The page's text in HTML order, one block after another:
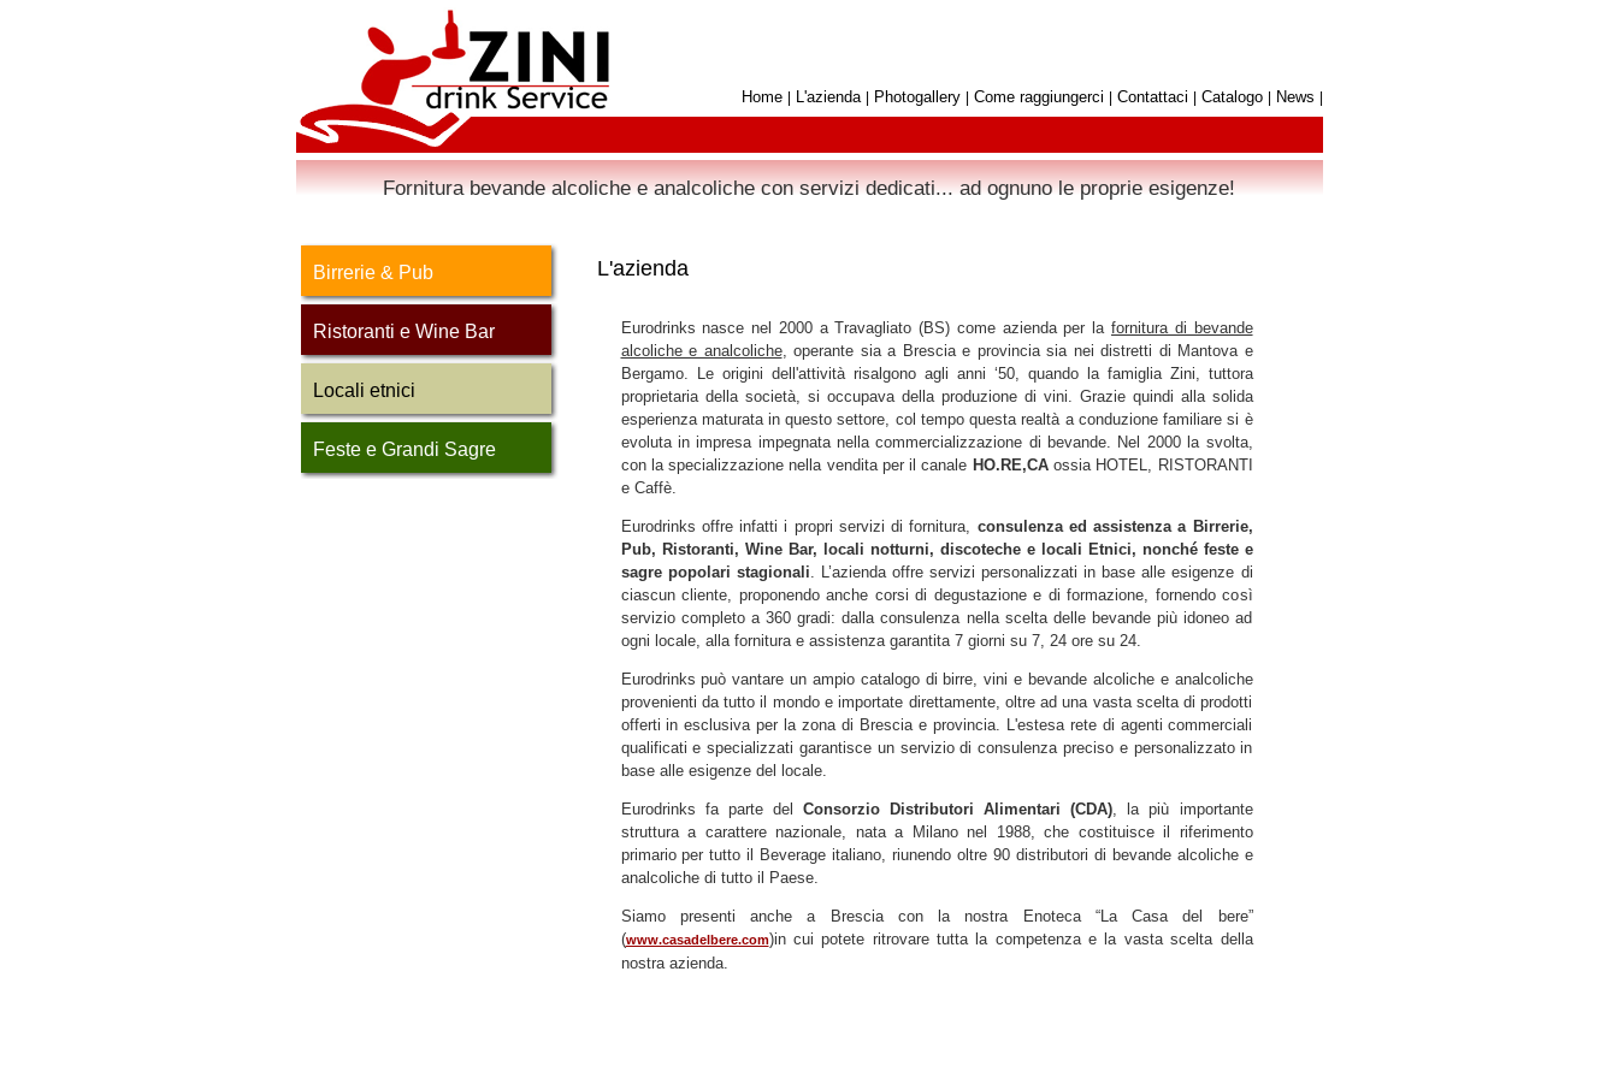
Home L'azienda Photogallery Come raggiungerci Contattaci Catalogo News
Fornitura bevande alcoliche e analcoliche con servizi dedicati... ad ognuno le proprie esigenze!
Birrerie & Pub
Ristoranti e Wine Bar
Locali etnici
Feste e Grandi Sagre
L'azienda
Eurodrinks nasce nel 2000 a Travagliato (BS) come azienda per la fornitura di bevande
alcoliche e analcoliche, operante sia a Brescia e provincia sia nei distretti di Mantova e
Bergamo. Le origini dell'attività risalgono agli anni ‘50, quando la famiglia Zini, tuttora
proprietaria della società, si occupava della produzione di vini. Grazie quindi alla solida
esperienza maturata in questo settore, col tempo questa realtà a conduzione familiare si è
evoluta in impresa impegnata nella commercializzazione di bevande. Nel 2000 la svolta,
con la specializzazione nella vendita per il canale HO.RE,CAossia HOTEL, RISTORANTI
e Caffè.
Eurodrinks offre infatti i propri servizi di fornitura, consulenza ed assistenza a Birrerie,
Pub, Ristoranti, Wine Bar, locali notturni, discoteche e locali Etnici, nonché feste e
sagre popolari stagionali. L’azienda offre servizi personalizzati in base alle esigenze di
ciascun cliente, proponendo anche corsi di degustazione e di formazione, fornendo così
servizio completo a 360 gradi: dalla consulenza nella scelta delle bevande più idoneo ad
ogni locale, alla fornitura e assistenza garantita 7 giorni su 7, 24 ore su 24.
Eurodrinks può vantare un ampio catalogo di birre, vini e bevande alcoliche e analcoliche
provenienti da tutto il mondo e importate direttamente, oltre ad una vasta scelta di prodotti
offerti in esclusiva per la zona di Brescia e provincia. L'estesa rete di agenti commerciali
qualificati e specializzati garantisce un servizio di consulenza preciso e personalizzato in
base alle esigenze del locale.
Eurodrinks fa parte del Consorzio Distributori Alimentari (CDA), la più importante
struttura a carattere nazionale, nata a Milano nel 1988, che costituisce il riferimento
primario per tutto il Beverage italiano, riunendo oltre 90 distributori di bevande alcoliche e
analcoliche di tutto il Paese.
Siamo presenti anche a Brescia con la nostra Enoteca “La Casa del bere”
(www.casadelbere.com)in cui potete ritrovare tutta la competenza e la vasta scelta della
nostra azienda.